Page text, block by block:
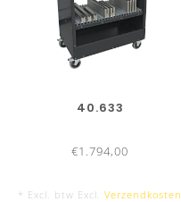
40.633
€1.794,00
* Excl. btw Excl. Verzendkosten